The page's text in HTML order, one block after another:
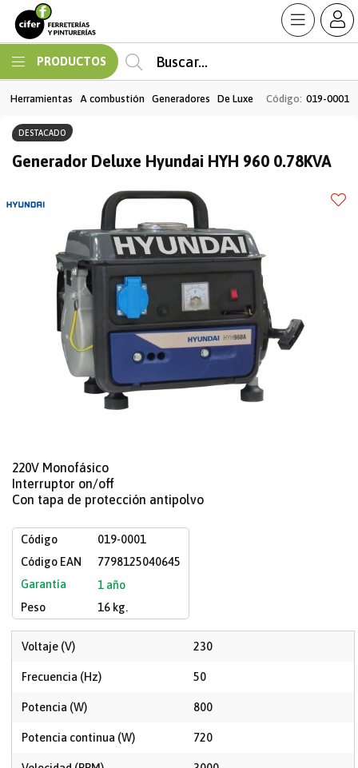
Enviar a email
Enviar
PRODUCTOS
Herramientas A combustión Generadores De Luxe Código: 019-0001
DESTACADO
Generador Deluxe Hyundai HYH 960 0.78KVA
220V Monofásico
Interruptor on/off
Con tapa de protección antipolvo
Código
019-0001
Código EAN
7798125040645
Garantía
1 año
Peso
16 kg.
Voltaje (V) 230
Frecuencia (Hz) 50
Potencia (W) 800
Potencia continua (W) 720